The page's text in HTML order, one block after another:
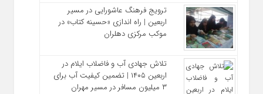
ترویج فرهنگ عاشورایی در مسیر
اربعین | راه‌ اندازی «حسینه کتاب» در
موکب مرکزی دهلران
تلاش جهادی آب و فاضلاب ایلام در
اربعین ۱۴۰۵ | تضمین کیفیت آب برای
۳ میلیون مسافر در مسیر مهران